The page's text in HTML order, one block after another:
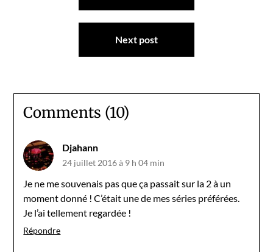
Next post
Comments (10)
Djahann
24 juillet 2016 à 9 h 04 min
Je ne me souvenais pas que ça passait sur la 2 à un
moment donné ! C’était une de mes séries préférées.
Je l’ai tellement regardée !
Répondre